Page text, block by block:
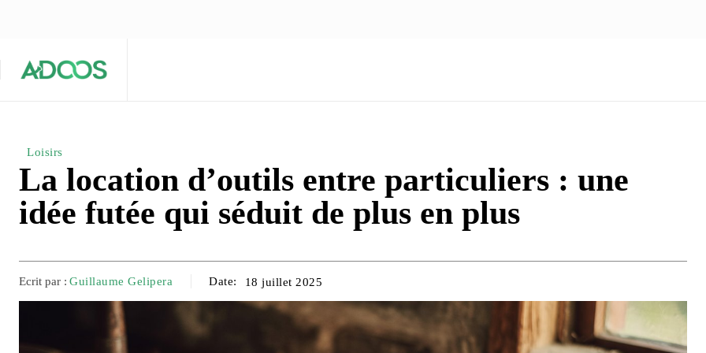
Loisirs
La location d’outils entre particuliers : une
idée futée qui séduit de plus en plus
Ecrit par : Guillaume Gelipera Date: 18 juillet 2025